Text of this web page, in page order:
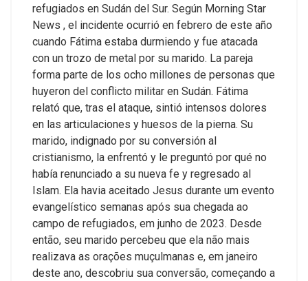
refugiados en Sudán del Sur. Según Morning Star
News , el incidente ocurrió en febrero de este año
cuando Fátima estaba durmiendo y fue atacada
con un trozo de metal por su marido. La pareja
forma parte de los ocho millones de personas que
huyeron del conflicto militar en Sudán. Fátima
relató que, tras el ataque, sintió intensos dolores
en las articulaciones y huesos de la pierna. Su
marido, indignado por su conversión al
cristianismo, la enfrentó y le preguntó por qué no
había renunciado a su nueva fe y regresado al
Islam. Ela havia aceitado Jesus durante um evento
evangelístico semanas após sua chegada ao
campo de refugiados, em junho de 2023. Desde
então, seu marido percebeu que ela não mais
realizava as orações muçulmanas e, em janeiro
deste ano, descobriu sua conversão, começando a